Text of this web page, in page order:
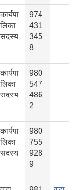
कार्यपा
लिका
सदस्य
974
431
345
8
कार्यपा
लिका
सदस्य
980
547
486
2
कार्यपा
लिका
सदस्य
980
755
928
9